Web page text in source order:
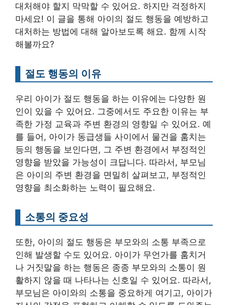
대처해야 할지 막막할 수 있어요. 하지만 걱정하지
마세요! 이 글을 통해 아이의 절도 행동을 예방하고
대처하는 방법에 대해 알아보도록 해요. 함께 시작
해볼까요?
절도 행동의 이유
우리 아이가 절도 행동을 하는 이유에는 다양한 원
인이 있을 수 있어요. 그중에서도 주요한 이유는 부
족한 가정 교육과 주변 환경의 영향일 수 있어요. 예
를 들어, 아이가 동급생들 사이에서 물건을 훔치는
등의 행동을 보인다면, 그 주변 환경에서 부정적인
영향을 받았을 가능성이 크답니다. 따라서, 부모님
은 아이의 주변 환경을 면밀히 살펴보고, 부정적인
영향을 최소화하는 노력이 필요해요.
소통의 중요성
또한, 아이의 절도 행동은 부모와의 소통 부족으로
인해 발생할 수도 있어요. 아이가 무언가를 훔치거
나 거짓말을 하는 행동은 종종 부모와의 소통이 원
활하지 않을 때 나타나는 신호일 수 있어요. 따라서,
부모님은 아이와의 소통을 중요하게 여기고, 아이가